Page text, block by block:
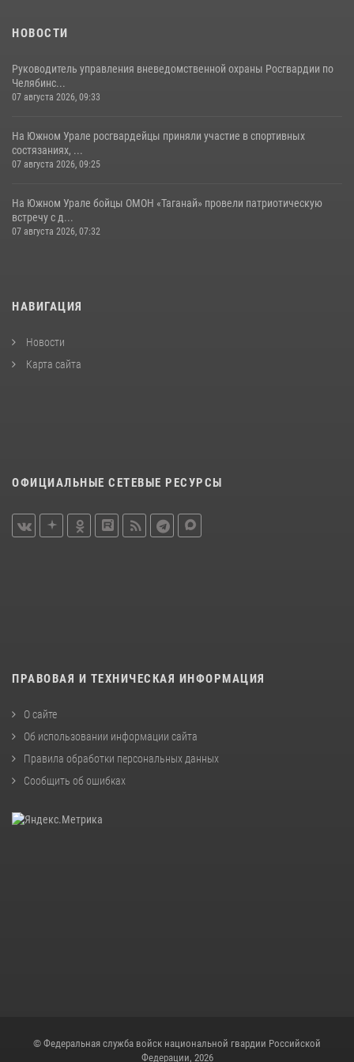
НОВОСТИ
Руководитель управления вневедомственной охраны Росгвардии по
Челябинс...
07 августа 2026, 09:33
На Южном Урале росгвардейцы приняли участие в спортивных
состязаниях, ...
07 августа 2026, 09:25
На Южном Урале бойцы ОМОН «Таганай» провели патриотическую
встречу с д...
07 августа 2026, 07:32
НАВИГАЦИЯ
Новости
Карта сайта
ОФИЦИАЛЬНЫЕ СЕТЕВЫЕ РЕСУРСЫ
ПРАВОВАЯ И ТЕХНИЧЕСКАЯ ИНФОРМАЦИЯ
О сайте
Об использовании информации сайта
Правила обработки персональных данных
Сообщить об ошибках
© Федеральная служба войск национальной гвардии Российской
Федерации, 2026